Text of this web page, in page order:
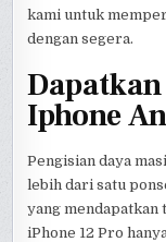
kami untuk
dengan segera.
Iphone
Pengisian daya
lebih dari satu
yang mendapatkan
iPhone 12 Pro